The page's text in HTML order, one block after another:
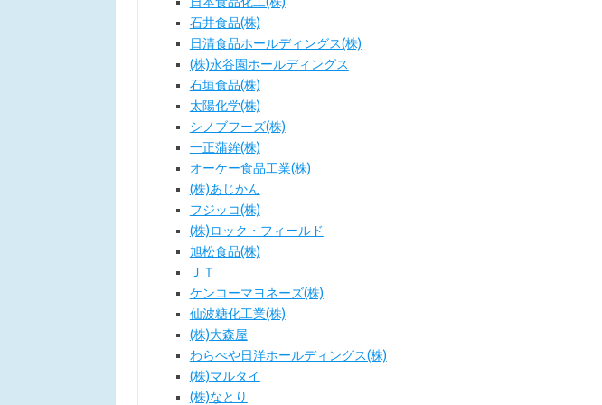
石井食品(株)
日清食品ホールディングス(株)
(株)永谷園ホールディングス
石垣食品(株)
太陽化学(株)
シノブフーズ(株)
一正蒲鉾(株)
オーケー食品工業(株)
(株)あじかん
フジッコ(株)
(株)ロック・フィールド
旭松食品(株)
ＪＴ
ケンコーマヨネーズ(株)
仙波糖化工業(株)
(株)大森屋
わらべや日洋ホールディングス(株)
(株)マルタイ
(株)なとり